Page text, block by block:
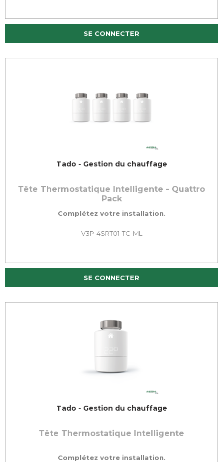
SE CONNECTER
Tado - Gestion du chauffage
Tête Thermostatique Intelligente - Quattro
Pack
Complétez votre installation.
V3P-4SRT01-TC-ML
SE CONNECTER
Tado - Gestion du chauffage
Tête Thermostatique Intelligente
Complétez votre installation.